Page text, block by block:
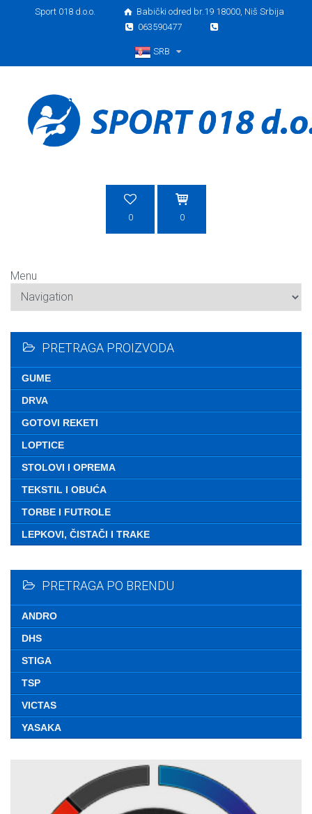
Sport 018 d.o.o.
Babički odred br.19 18000, Niš Srbija
063590477
SRB
0 0
Menu
PRETRAGA PROIZVODA
GUME
DRVA
GOTOVI REKETI
LOPTICE
STOLOVI I OPREMA
TEKSTIL I OBUĆA
TORBE I FUTROLE
LEPKOVI, ČISTAČI I TRAKE
PRETRAGA PO BRENDU
ANDRO
DHS
STIGA
TSP
VICTAS
YASAKA